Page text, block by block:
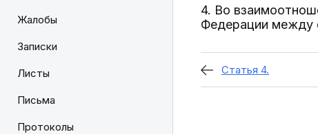
Жалобы
Записки
Листы
Письма
Протоколы
4. Во
Федерации между
Статья 4.